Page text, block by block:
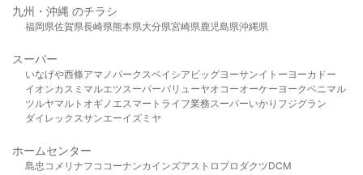
九州・沖縄 のチラシ
福岡県佐賀県長崎県熊本県大分県宮崎県鹿児島県沖縄県
スーパー
いなげや西條アマノパークスベイシア ビッグヨーサンイトーヨーカドー
イオンカスミ マルエツスーパーバリューヤオコーオーケー ヨークベニマル
ツルヤマルト オギノ エスマート ライフ業務スーパーいかり フジグラン
ダイレックスサンエーイズミヤ
ホームセンター
島忠 コメリ ナフコ コーナンカインズアストロプロダクツDCM